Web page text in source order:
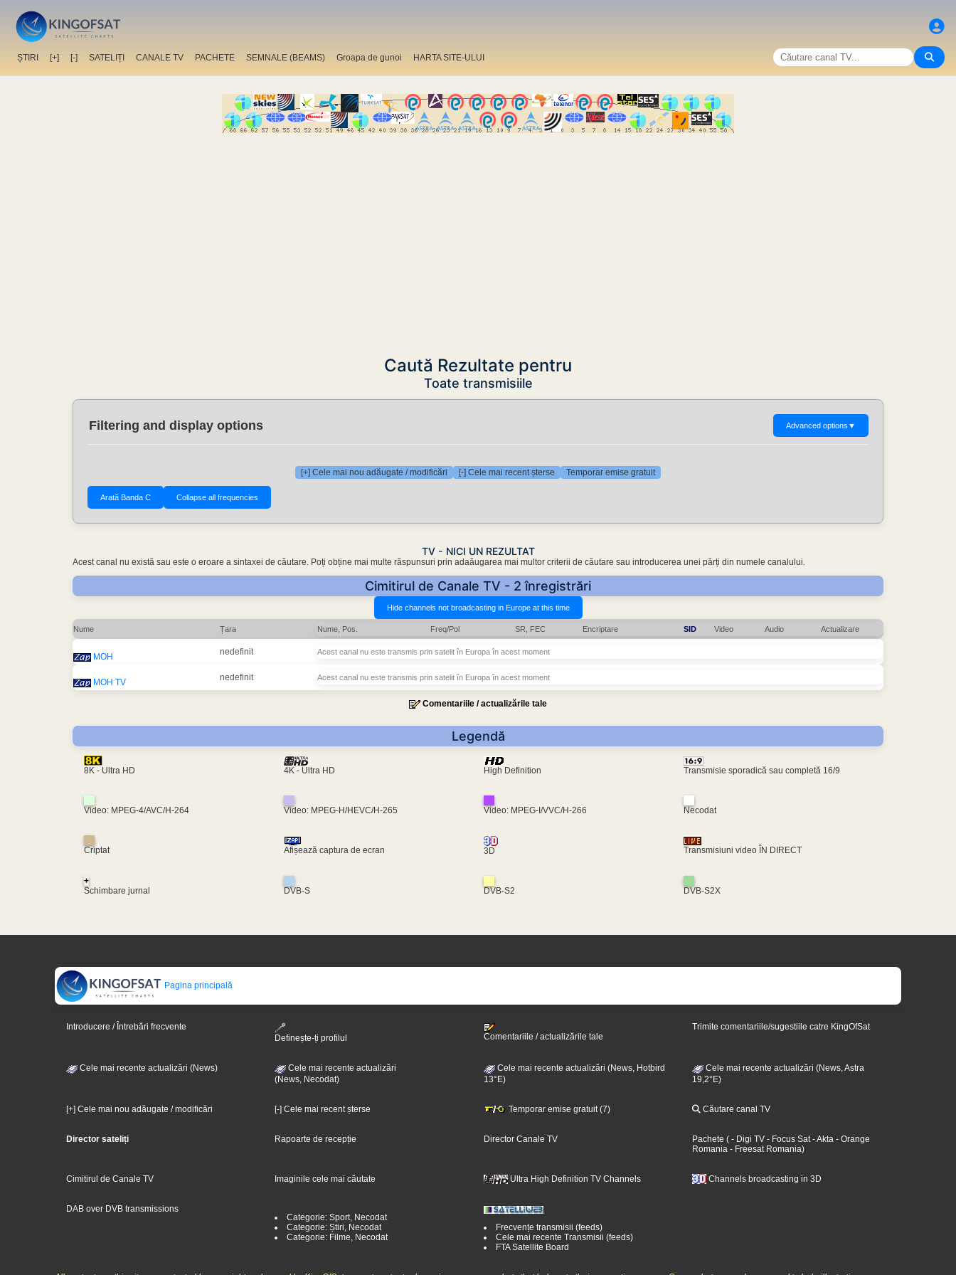
ȘTIRI [+] [-] SATELIȚI CANALE TV PACHETE SEMNALE (BEAMS) Groapa de gunoi HARTA SITE-ULUI
Caută Rezultate pentru
Toate transmisiile
Filtering and display options Advanced options ▼
[+] Cele mai nou adăugate / modificări [-] Cele mai recent șterse Temporar emise gratuit
TV - NICI UN REZULTAT
Acest canal nu există sau este o eroare a sintaxei de căutare. Poți obține mai multe răspunsuri prin adaăugarea mai multor criterii de căutare sau introducerea unei părți din numele canalului.
Cimitirul de Canale TV - 2 înregistrări
Nume Țara Nume, Pos. Freq/Pol SR, FEC Encriptare SID Video Audio Actualizare
MOH nedefinit Acest canal nu este transmis prin satelit în Europa în acest moment
MOH TV nedefinit Acest canal nu este transmis prin satelit în Europa în acest moment
Comentariile / actualizările tale
Legendă
8K - Ultra HD 4K - Ultra HD High Definition Transmisie sporadică sau completă 16/9
Video: MPEG-4/AVC/H-264 Video: MPEG-H/HEVC/H-265 Video: MPEG-I/VVC/H-266 Necodat
Criptat Afișează captura de ecran 3D Transmisiuni video ÎN DIRECT
+
Schimbare jurnal
DVB-S DVB-S2 DVB-S2X
Pagina principală
Introducere / Întrebări frecvente
Definește-ți profilul
Comentariile / actualizările tale
Trimite comentariile/sugestiile catre KingOfSat
Cele mai recente actualizări (News)
Cele mai recente actualizări
(News, Necodat)
Cele mai recente actualizări (News, Hotbird
13°E)
Cele mai recente actualizări (News, Astra
19,2°E)
[+] Cele mai nou adăugate / modificări [-] Cele mai recent șterse Temporar emise gratuit (7) Căutare canal TV
Director sateliți Rapoarte de recepție Director Canale TV Pachete (- Digi TV - Focus Sat - Akta - Orange
Romania - Freesat Romania)
Cimitirul de Canale TV Imaginile cele mai căutate Ultra High Definition TV Channels Channels broadcasting in 3D
DAB over DVB transmissions
Categorie: Sport, Necodat
Categorie: Știri, Necodat
Categorie: Filme, Necodat
Frecvențe transmisii (feeds)
Cele mai recente Transmisii (feeds)
FTA Satellite Board